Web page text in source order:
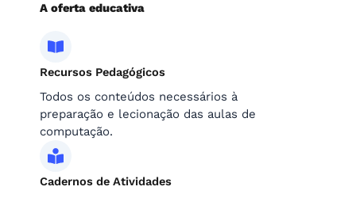
A oferta educativa
Recursos Pedagógicos
Todos os conteúdos necessários à
preparação e lecionação das aulas de
computação.
Cadernos de Atividades